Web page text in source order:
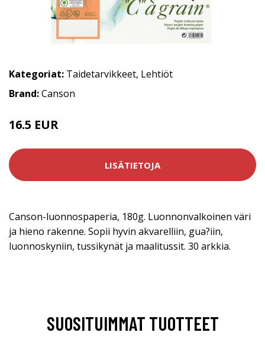
Kategoriat: Taidetarvikkeet, Lehtiöt
Brand:Canson
16.5 EUR
LISÄTIETOJA
Canson-luonnospaperia, 180g. Luonnonvalkoinen väri
ja hieno rakenne. Sopii hyvin akvarelliin, gua?iin,
luonnoskyniin, tussikynät ja maalitussit. 30 arkkia.
SUOSITUIMMAT TUOTTEET